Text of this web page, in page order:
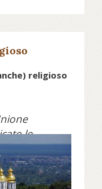
religioso
le
di